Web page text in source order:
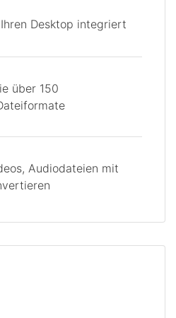
Desktop integriert
über 150
Audiodateien mit